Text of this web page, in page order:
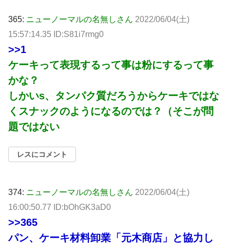
365: ニューノーマルの名無しさん 2022/06/04(土)
15:57:14.35 ID:S81i7rmg0
>>1
ケーキって表現するって事は粉にするって事
かな？
しかいs、タンパク質だろうからケーキではな
くスナックのようになるのでは？（そこが問
題ではない
レスにコメント
374: ニューノーマルの名無しさん 2022/06/04(土)
16:00:50.77 ID:bOhGK3aD0
>>365
パン、ケーキ材料卸業「元木商店」と協力し